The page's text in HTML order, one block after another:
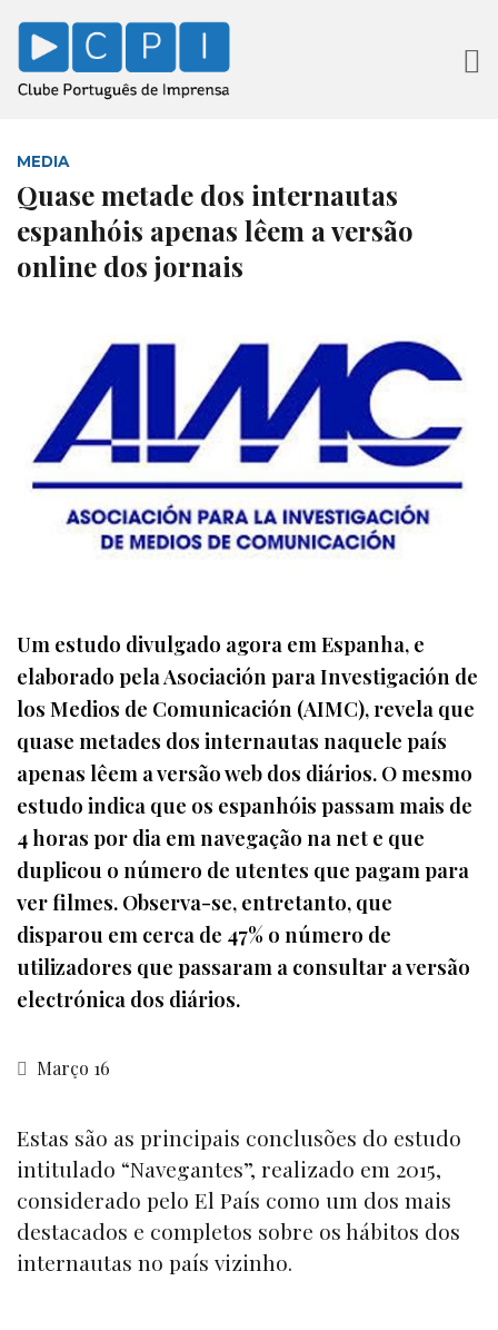
MEDIA
Quase metade dos internautas
espanhóis apenas lêem a versão
online dos jornais
Um estudo divulgado agora em Espanha, e
elaborado pela Asociación para Investigación de
los Medios de Comunicación (AIMC), revela que
quase metades dos internautas naquele país
apenas lêem a versão web dos diários. O mesmo
estudo indica que os espanhóis passam mais de
4 horas por dia em navegação na net e que
duplicou o número de utentes que pagam para
ver filmes. Observa-se, entretanto, que
disparou em cerca de 47% o número de
utilizadores que passaram a consultar a versão
electrónica dos diários.
Março 16
Estas são as principais conclusões do estudo
intitulado “Navegantes”, realizado em 2015,
considerado pelo El País como um dos mais
destacados e completos sobre os hábitos dos
internautas no país vizinho.